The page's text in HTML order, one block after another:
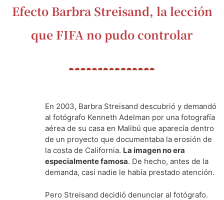
Efecto Barbra Streisand, la lección
que FIFA no pudo controlar
En 2003, Barbra Streisand descubrió y demandó
al fotógrafo Kenneth Adelman por una fotografía
aérea de su casa en Malibú que aparecía dentro
de un proyecto que documentaba la erosión de
la costa de California. La imagen no era
especialmente famosa. De hecho, antes de la
demanda, casi nadie le había prestado atención.
Pero Streisand decidió denunciar al fotógrafo.